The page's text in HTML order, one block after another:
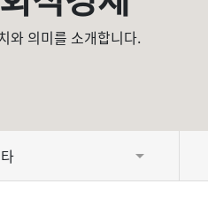
와 의미를 소개합니다.